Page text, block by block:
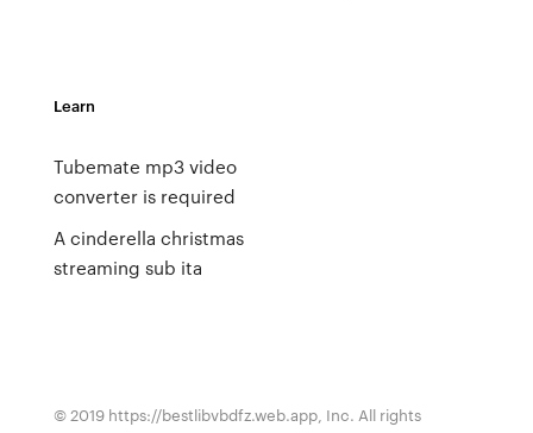
Learn
Tubemate mp3 video
converter is required
A cinderella christmas
streaming sub ita
© 2019 https://bestlibvbdfz.web.app, Inc. All rights